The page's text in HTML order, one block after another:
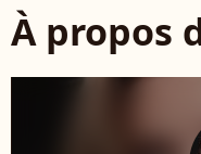
À propos